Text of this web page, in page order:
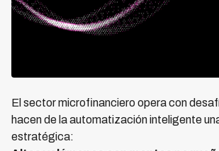
El sector microfinanciero opera con
hacen de la automatización inteligente
estratégica: